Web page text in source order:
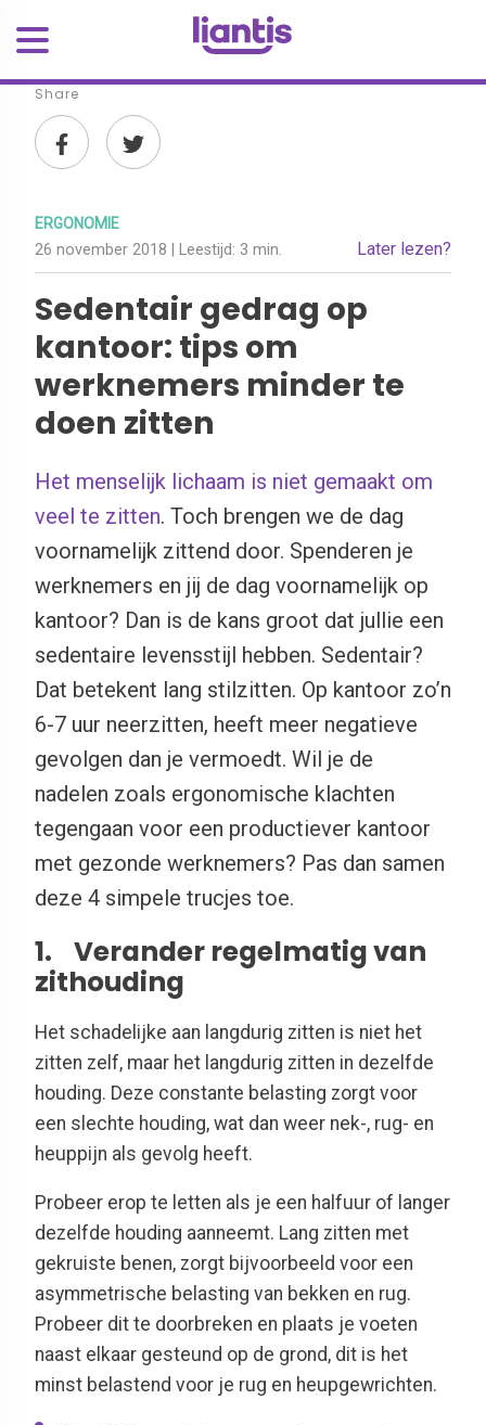
Share
ERGONOMIE
26 november 2018 | Leestijd: 3 min. Later lezen?
Sedentair gedrag op
kantoor: tips om
werknemers minder te
doen zitten
Het menselijk lichaam is niet gemaakt om
veel te zitten. Toch brengen we de dag
voornamelijk zittend door. Spenderen je
werknemers en jij de dag voornamelijk op
kantoor? Dan is de kans groot dat jullie een
sedentaire levensstijl hebben. Sedentair?
Dat betekent lang stilzitten. Op kantoor zo’n
6-7 uur neerzitten, heeft meer negatieve
gevolgen dan je vermoedt. Wil je de
nadelen zoals ergonomische klachten
tegengaan voor een productiever kantoor
met gezonde werknemers? Pas dan samen
deze 4 simpele trucjes toe.
1. Verander regelmatig van
zithouding
Het schadelijke aan langdurig zitten is niet het
zitten zelf, maar het langdurig zitten in dezelfde
houding. Deze constante belasting zorgt voor
een slechte houding, wat dan weer nek-, rug- en
heuppijn als gevolg heeft.
Probeer erop te letten als je een halfuur of langer
dezelfde houding aanneemt. Lang zitten met
gekruiste benen, zorgt bijvoorbeeld voor een
asymmetrische belasting van bekken en rug.
Probeer dit te doorbreken en plaats je voeten
naast elkaar gesteund op de grond, dit is het
minst belastend voor je rug en heupgewrichten.